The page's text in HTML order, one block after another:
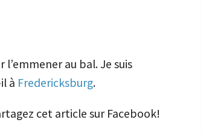
au bal. Je suis
à Fredericksburg.
cet article sur Facebook!